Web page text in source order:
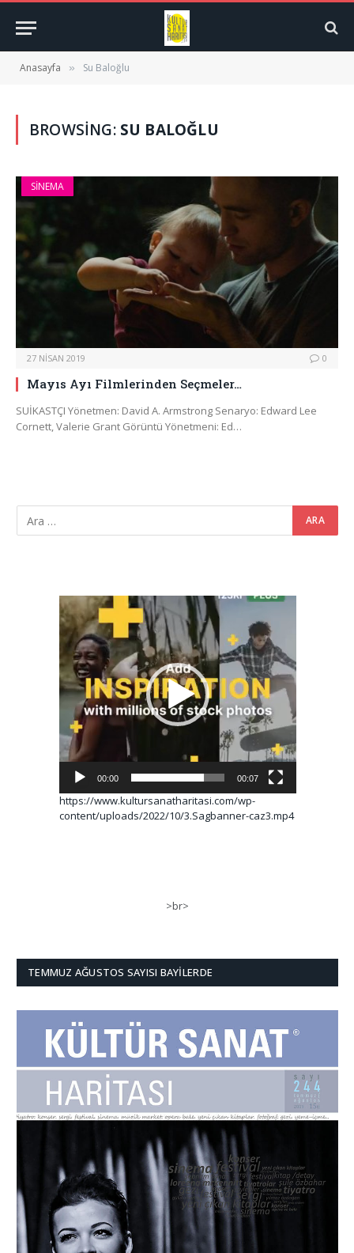
Anasayfa » Su Baloğlu
BROWSING: SU BALOĞLU
SINEMA
27 NISAN 2019 0
Mayıs Ayı Filmlerinden Seçmeler…
SUİKASTÇI Yönetmen: David A. Armstrong Senaryo: Edward Lee
Cornett, Valerie Grant Görüntü Yönetmeni: Ed…
Video
oynatıcı
00:00 00:07
https://www.kultursanatharitasi.com/wp-
content/uploads/2022/10/3.Sagbanner-caz3.mp4
>br>
TEMMUZ AĞUSTOS SAYISI BAYILERDE